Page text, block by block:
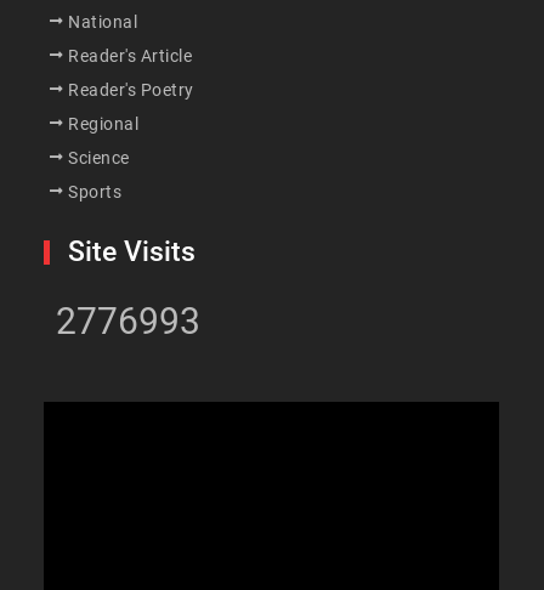
National
Reader's Article
Reader's Poetry
Regional
Science
Sports
Site Visits
2776993